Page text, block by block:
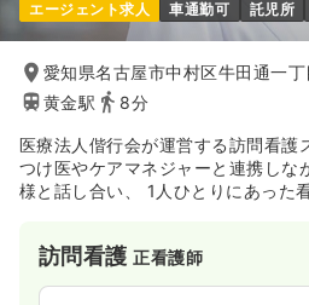
エージェント求人 車通勤可 託児所
愛知県名古屋市中村区牛田通一
黄金駅
8分
医療法人偕行会が運営する訪問看護
つけ医やケアマネジャーと連携しな
様と話し合い、 1人ひとりにあった
訪問看護正看護師